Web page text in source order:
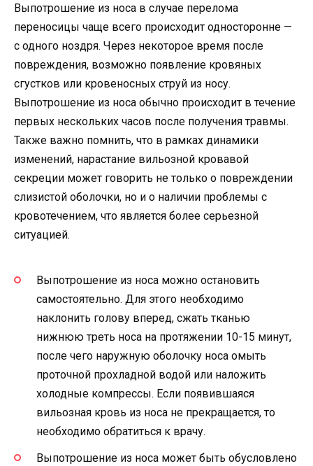
Выпотрошение из носа в случае перелома
переносицы чаще всего происходит односторонне —
с одного ноздря. Через некоторое время после
повреждения, возможно появление кровяных
сгустков или кровеносных струй из носу.
Выпотрошение из носа обычно происходит в течение
первых нескольких часов после получения травмы.
Также важно помнить, что в рамках динамики
изменений, нарастание вильозной кровавой
секреции может говорить не только о повреждении
слизистой оболочки, но и о наличии проблемы с
кровотечением, что является более серьезной
ситуацией.
Выпотрошение из носа можно остановить
самостоятельно. Для этого необходимо
наклонить голову вперед, сжать тканью
нижнюю треть носа на протяжении 10-15 минут,
после чего наружную оболочку носа омыть
проточной прохладной водой или наложить
холодные компрессы. Если появившаяся
вильозная кровь из носа не прекращается, то
необходимо обратиться к врачу.
Выпотрошение из носа может быть обусловлено